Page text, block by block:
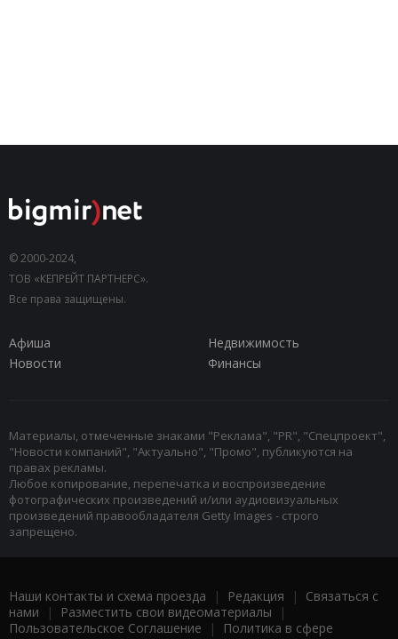
© 2000-2024,
ТОВ «КЕПРЕЙТ ПАРТНЕРС».
Все права защищены.
Афиша
Недвижимость
Новости
Финансы
Материалы, отмеченные знаками "Реклама", "PR", "Спецпроект",
"Новости компаний", "Актуально", "Промо", публикуются на
правах рекламы.
Любое копирование, перепечатка и воспроизведение
фотографических произведений и/или аудиовизуальных
произведений правообладателя Getty Images - строго
запрещено.
Наши контакты и схема проезда | Редакция | Связаться с
нами | Разместить свои видеоматериалы |
Пользовательское Соглашение |
Политика в сфере